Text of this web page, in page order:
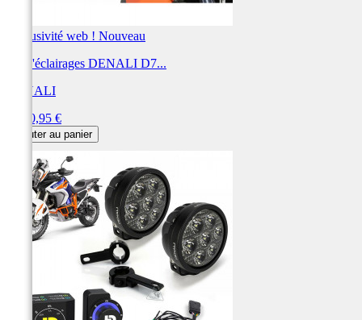
Exclusivité web ! Nouveau
Kit d'éclairages DENALI D7...
DENALI
1 310,95 €
Ajouter au panier